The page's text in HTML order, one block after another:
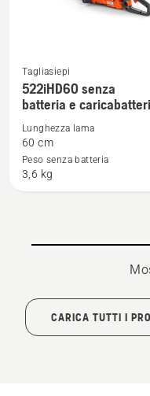
Vedi
maggiori
dettagli
su
522iHD60
senza
Tagliasiepi
522iHD60 senza
batteria e
Lunghezza lama
60 cm
Peso senza batteria
3,6 kg
CARICA TUTTI I